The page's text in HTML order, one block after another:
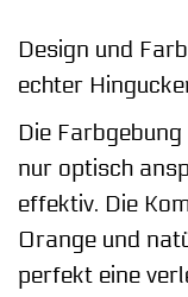
Design und
echter
Die
nur optisch
effektiv. Die
Orange und
perfekt eine